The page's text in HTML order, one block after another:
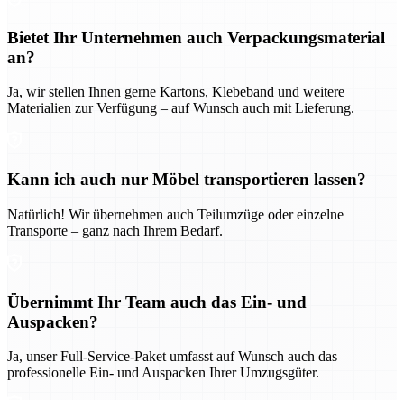
Bietet Ihr Unternehmen auch Verpackungsmaterial
an?
Ja, wir stellen Ihnen gerne Kartons, Klebeband und weitere
Materialien zur Verfügung – auf Wunsch auch mit Lieferung.
Kann ich auch nur Möbel transportieren lassen?
Natürlich! Wir übernehmen auch Teilumzüge oder einzelne
Transporte – ganz nach Ihrem Bedarf.
Übernimmt Ihr Team auch das Ein- und
Auspacken?
Ja, unser Full-Service-Paket umfasst auf Wunsch auch das
professionelle Ein- und Auspacken Ihrer Umzugsgüter.